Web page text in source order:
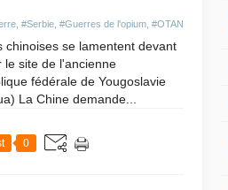
#Serbie #Guerres de l'opium #OTAN
se lamentent devant
le site de l'ancienne
fédérale de Yougoslavie
La Chine demande...
0